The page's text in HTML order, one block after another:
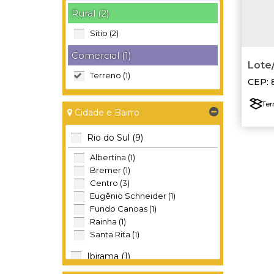
Rural (2)
Sítio (2)
Comercial (1)
Terreno (1)
Cidade e Bairro
Rio do Sul (9)
Albertina (1)
Bremer (1)
Centro (3)
Eugênio Schneider (1)
Fundo Canoas (1)
Rainha (1)
Santa Rita (1)
Ibirama (1)
Lote/
CEP: